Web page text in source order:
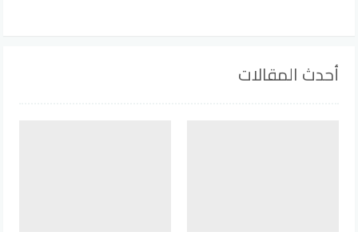
أحدث المقالات